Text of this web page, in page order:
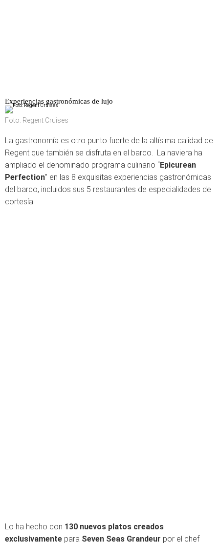
Experiencias gastronómicas de lujo
Foto: Regent Cruises
La gastronomía es otro punto fuerte de la altísima calidad de
Regent que también se disfruta en el barco. La naviera ha
ampliado el denominado programa culinario “Epicurean
Perfection” en las 8 exquisitas experiencias gastronómicas
del barco, incluidos sus 5 restaurantes de especialidades de
cortesía.
Lo ha hecho con 130 nuevos platos creados
exclusivamente para Seven Seas Grandeur por el chef